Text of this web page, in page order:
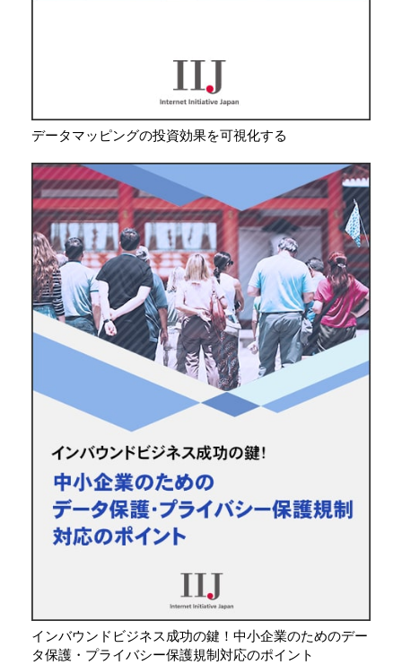
データマッピングの投資効果を可視化する
インバウンドビジネス成功の鍵！中小企業のためのデー
タ保護・プライバシー保護規制対応のポイント